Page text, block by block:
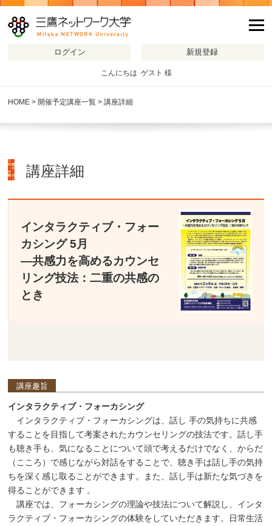
こんにちは ゲスト 様
HOME > 開催予定講座一覧 > 講座詳細
講座詳細
インタラクティブ・フォー
カシング 5月
―共感力を高めるカウンセ
リング技法：二重の共感の
とき
講座趣旨
インタラクティブ・フォーカシング
インタラクティブ・フォーカシングは、話し 手の気持ちに共感
することを目指して考案されたカウンセリングの技法です。話し手
も聴き手も、気になることについて頭で考えるだけでなく、からだ
（こころ）で感じながら対話をすることで、聴き手は話し手の気持
ちを深く感じ取ることができます。また、話し手は新たな気づきを
得ることができます 。
講座では、フォーカシングの理論や技法について解説し、インタ
ラクティブ・フォーカシングの体験をしていただきます。日常生活